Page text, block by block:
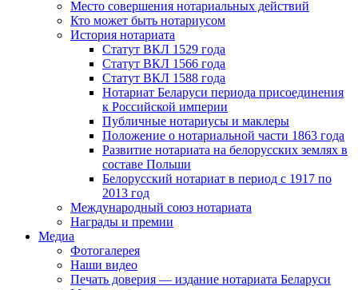
Место совершения нотариальных действий
Кто может быть нотариусом
История нотариата
Статут ВКЛ 1529 года
Статут ВКЛ 1566 года
Статут ВКЛ 1588 года
Нотариат Беларуси периода присоединения
к Российской империи
Публичные нотариусы и маклеры
Положение о нотариальной части 1863 года
Развитие нотариата на белорусских землях в
составе Польши
Белорусский нотариат в период с 1917 по
2013 год
Международный союз нотариата
Награды и премии
Медиа
Фотогалерея
Наши видео
Печать доверия — издание нотариата Беларуси